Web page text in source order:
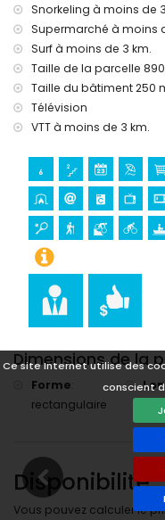
Ce site Internet utilise des
conscient
Sites touristiques et
musée (Histórico de
Jávea) et bâtiment
moins de 5
église (Virgen de
de Jávea, Jávea),
Jávea) (à moins de
kilomètres de
Sports
cyclisme (à moins
tennis, randonnée,
snorkeling et surf (à
golf (Club de Golf
kilomètres de la villa)
rafting (à moins de
Snorkeling à moins de
Supermarché à moins
Surf à moins de 3 km.
Taille de la parcelle
Taille du bâtiment 250
Télévision
VTT à moins de 3 km.
Dimensions de la
Forme:
rectangulaire
8 m.
Disponibilité
Vous pouvez calculer le